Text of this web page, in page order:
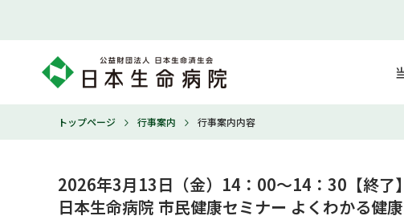
トップページ 行事案内 行事案内内容
2026年3月13日（金）14：00～14：30【終了】
日本生命病院 市民健康セミナー よくわかる健